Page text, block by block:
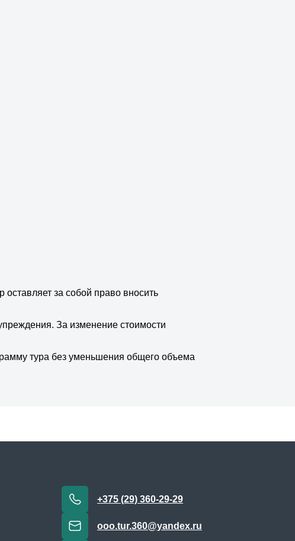
за собой право вносить
За изменение стоимости
тура без уменьшения общего объема
+375 (29) 360-29-29
ooo.tur.360@yandex.ru